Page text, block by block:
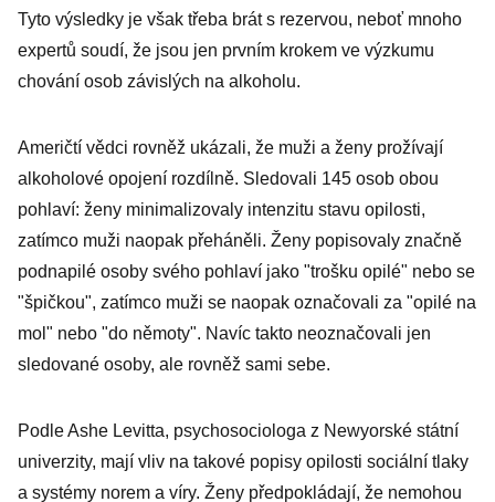
Tyto výsledky je však třeba brát s rezervou, neboť mnoho
expertů soudí, že jsou jen prvním krokem ve výzkumu
chování osob závislých na alkoholu.
Američtí vědci rovněž ukázali, že muži a ženy prožívají
alkoholové opojení rozdílně. Sledovali 145 osob obou
pohlaví: ženy minimalizovaly intenzitu stavu opilosti,
zatímco muži naopak přeháněli. Ženy popisovaly značně
podnapilé osoby svého pohlaví jako "trošku opilé" nebo se
"špičkou", zatímco muži se naopak označovali za "opilé na
mol" nebo "do němoty". Navíc takto neoznačovali jen
sledované osoby, ale rovněž sami sebe.
Podle Ashe Levitta, psychosociologa z Newyorské státní
univerzity, mají vliv na takové popisy opilosti sociální tlaky
a systémy norem a víry. Ženy předpokládají, že nemohou